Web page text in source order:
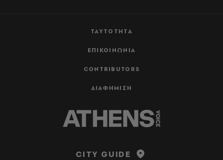
ΤΑΥΤΟΤΗΤΑ
ΕΠΙΚΟΙΝΩΝΙΑ
CONTRIBUTORS
ΔΙΑΦΗΜΙΣΗ
CITY GUIDE